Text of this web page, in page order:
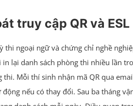
truy cập QR và ESL
ngoại ngữ và chứng chỉ nghề
lại danh sách phòng thi nhiều lần
Mỗi thí sinh nhận mã QR qua
nếu có thay đổi. Sau ba tháng